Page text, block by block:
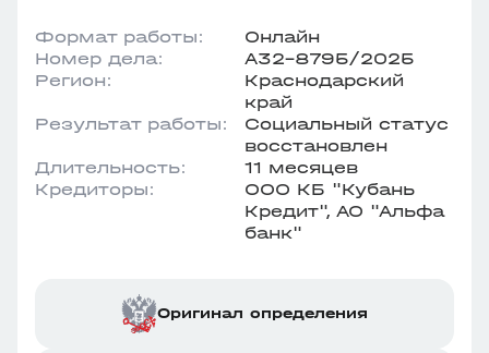
Формат работы:
Онлайн
Номер дела:
А32-8795/2025
Регион:
Краснодарский
край
Результат работы:
Социальный статус
восстановлен
Длительность:
11 месяцев
Кредиторы:
ООО КБ "Кубань
Кредит", АО "Альфа
банк"
Оригинал определения